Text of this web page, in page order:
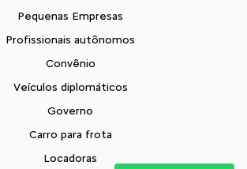
Pequenas Empresas
Profissionais autônomos
Convênio
Veículos diplomáticos
Governo
Carro para frota
Locadoras